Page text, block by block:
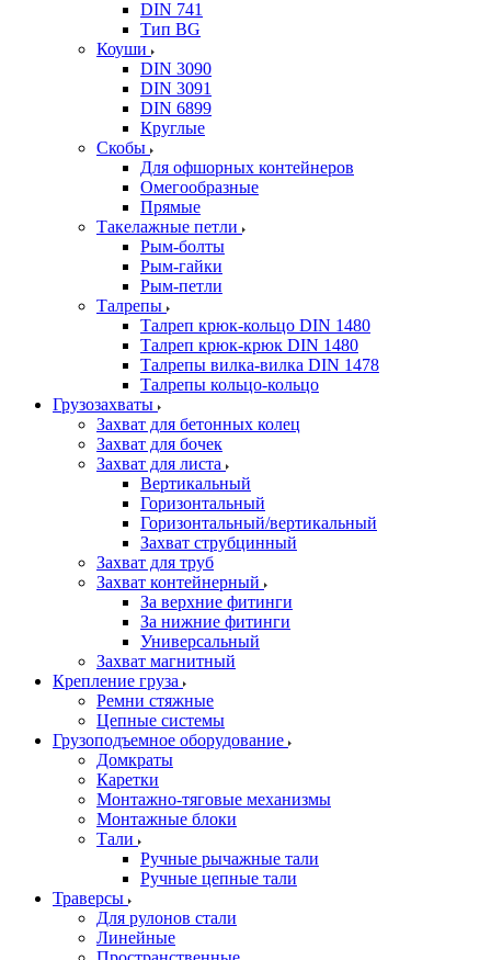
DIN 741
Тип BG
Коуши
DIN 3090
DIN 3091
DIN 6899
Круглые
Скобы
Для офшорных контейнеров
Омегообразные
Прямые
Такелажные петли
Рым-болты
Рым-гайки
Рым-петли
Талрепы
Талреп крюк-кольцо DIN 1480
Талреп крюк-крюк DIN 1480
Талрепы вилка-вилка DIN 1478
Талрепы кольцо-кольцо
Грузозахваты
Захват для бетонных колец
Захват для бочек
Захват для листа
Вертикальный
Горизонтальный
Горизонтальный/вертикальный
Захват струбцинный
Захват для труб
Захват контейнерный
За верхние фитинги
За нижние фитинги
Универсальный
Захват магнитный
Крепление груза
Ремни стяжные
Цепные системы
Грузоподъемное оборудование
Домкраты
Каретки
Монтажно-тяговые механизмы
Монтажные блоки
Тали
Ручные рычажные тали
Ручные цепные тали
Траверсы
Для рулонов стали
Линейные